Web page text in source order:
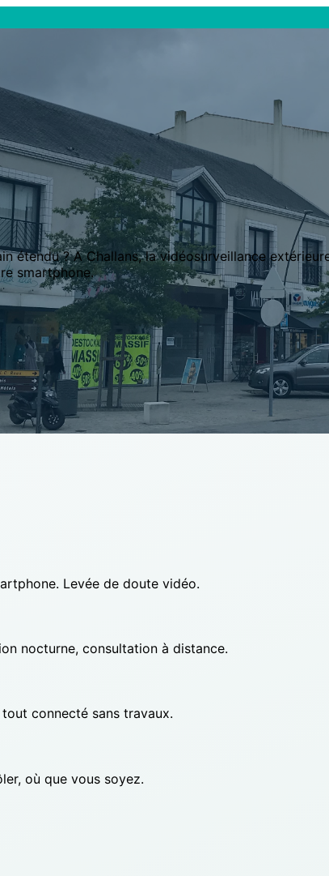
étendu ? A Challans, la vidéosurveillance
smartphone.
Levée de doute vidéo.
nocturne, consultation à distance.
connecté sans travaux.
où que vous soyez.